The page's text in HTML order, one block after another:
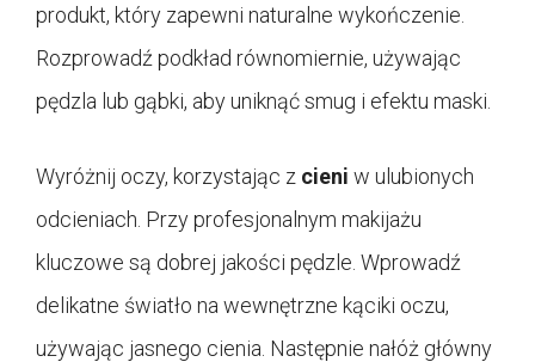
produkt, który zapewni naturalne wykończenie.
Rozprowadź podkład równomiernie, używając
pędzla lub gąbki, aby uniknąć smug i efektu maski.
Wyróżnij oczy, korzystając z cieni w ulubionych
odcieniach. Przy profesjonalnym makijażu
kluczowe są dobrej jakości pędzle. Wprowadź
delikatne światło na wewnętrzne kąciki oczu,
używając jasnego cienia. Następnie nałóż główny